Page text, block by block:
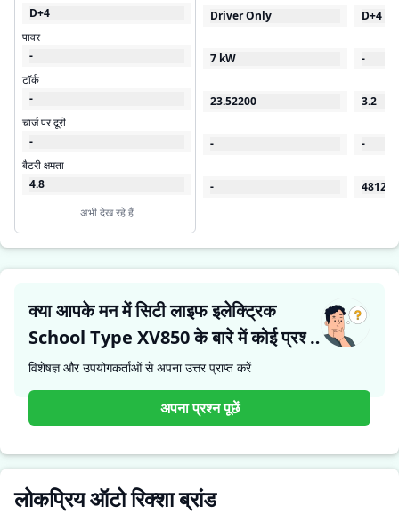
D+4
पावर
-
टॉर्क
-
चार्ज पर दूरी
-
बैटरी क्षमता
4.8
अभी देख रहे हैं
Driver Only
7 kW
23.52200
-
-
D+4
-
3.2
-
48120
क्या आपके मन में सिटी लाइफ इलेक्ट्रिक
School Type XV850 के बारे में कोई प्रश्न
है?
विशेषज्ञ और उपयोगकर्ताओं से अपना उत्तर प्राप्त करें
अपना प्रश्न पूछें
लोकप्रिय ऑटो रिक्शा ब्रांड